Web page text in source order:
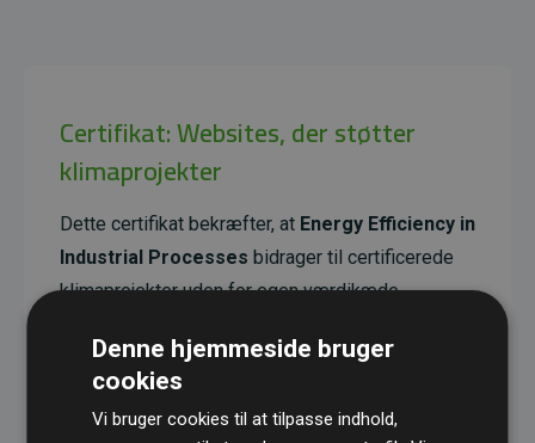
Certifikat: Websites, der støtter
klimaprojekter
Dette certifikat bekræfter, at Energy Efficiency in
Industrial Processes bidrager til certificerede
klimaprojekter uden for egen værdikæde.
reducerende effekt, som i gennemsnit svarer til
dobbelt så meget CO₂ som den estimerede
udledning fra hjemmesiden.
Denne hjemmeside bruger
cookies
Vi bruger cookies til at tilpasse indhold,